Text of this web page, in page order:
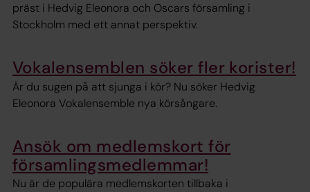
präst i Hedvig Eleonora och Oscars församling i
Stockholm med ett annat perspektiv.
Vokalensemblen söker fler korister!
Är du sugen på att sjunga i kör? Nu söker Hedvig
Eleonora Vokalensemble nya körsångare.
Ansök om medlemskort för
församlingsmedlemmar!
Nu är de populära medlemskorten tillbaka i